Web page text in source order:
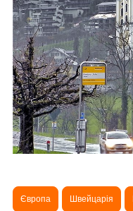
Європа Швейцарія